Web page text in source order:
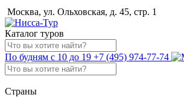
Москва, ул. Ольховская, д. 45, стр. 1
Каталог туров
По будням с 10 до 19 +7 (495) 974-77-74
Страны